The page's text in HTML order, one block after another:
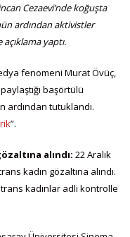
Cezaevi’nde koğuşta
ardından aktivistler
yaptı.
fenomeni Murat Övüç,
başörtülü
tutuklandı.
”.
alındı: 22 Aralık
kadın gözaltına alındı.
kadınlar adli kontrolle